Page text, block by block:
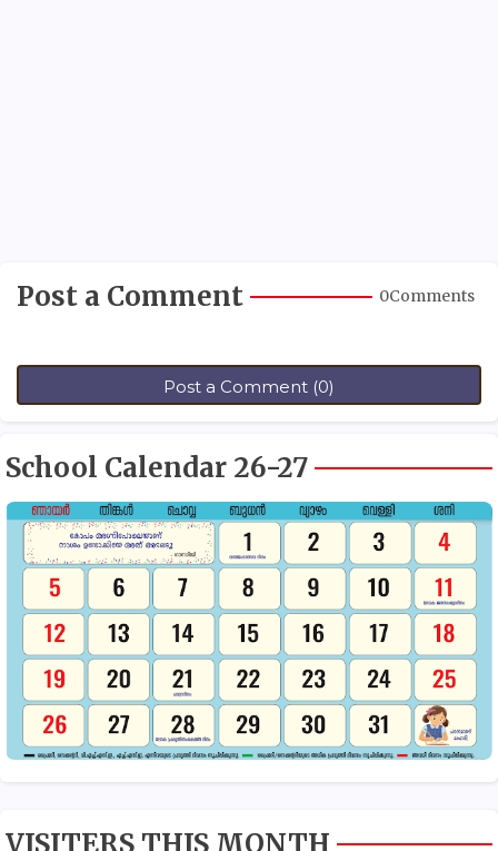
Post a Comment 0Comments
Post a Comment (0)
School Calendar 26-27
VISITERS THIS MONTH